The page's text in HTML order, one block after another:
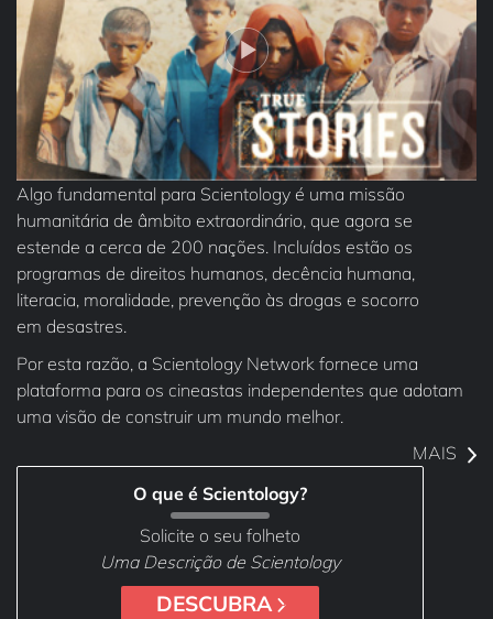
Algo fundamental para Scientology é uma missão
humanitária de âmbito extraordinário, que agora se
estende a cerca de 200 nações. Incluídos estão os
programas de direitos humanos, decência humana,
literacia, moralidade, prevenção às drogas e socorro
em desastres.
Por esta razão, a Scientology Network fornece uma
plataforma para os cineastas independentes que adotam
uma visão de construir um mundo melhor.
MAIS
O que é Scientology?
Solicite o seu folheto
Uma Descrição de Scientology
DESCUBRA